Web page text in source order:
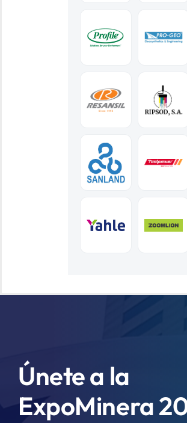
Únete a la
ExpoMinera